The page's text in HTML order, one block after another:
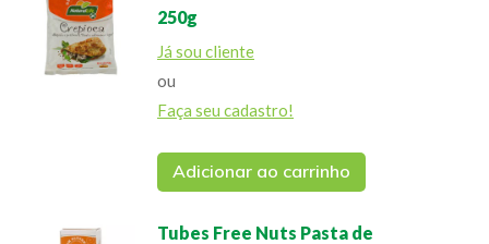
250g
Já sou cliente
ou
Faça seu cadastro!
Adicionar ao carrinho
Tubes Free Nuts Pasta de